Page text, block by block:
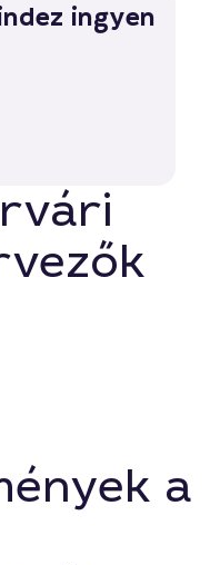
ingyen
a